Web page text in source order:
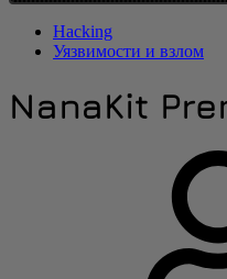
Hacking
Уязвимости и взлом
NanaKit